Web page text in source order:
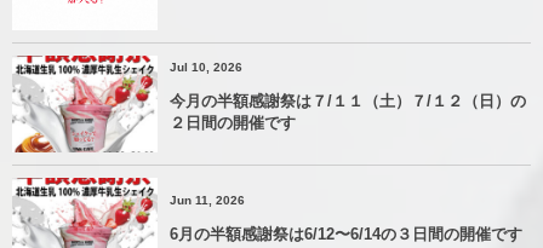
Jul 10, 2026
今月の半額感謝祭は７/１１（土）７/１２（日）の
２日間の開催です
Jun 11, 2026
6月の半額感謝祭は6/12〜6/14の３日間の開催です